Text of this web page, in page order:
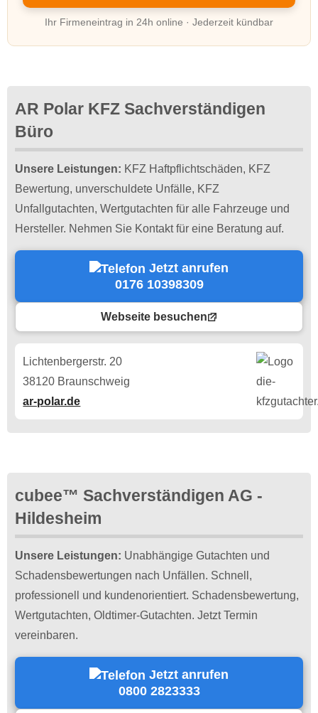
Ihr Firmeneintrag in 24h online · Jederzeit kündbar
AR Polar KFZ Sachverständigen
Büro
Unsere Leistungen: KFZ Haftpflichtschäden, KFZ
Bewertung, unverschuldete Unfälle, KFZ
Unfallgutachten, Wertgutachten für alle Fahrzeuge und
Hersteller. Nehmen Sie Kontakt für eine Beratung auf.
Jetzt anrufen
0176 10398309
Webseite besuchen
Lichtenbergerstr. 20
38120 Braunschweig
ar-polar.de
cubee™ Sachverständigen AG -
Hildesheim
Unsere Leistungen: Unabhängige Gutachten und
Schadensbewertungen nach Unfällen. Schnell,
professionell und kundenorientiert. Schadensbewertung,
Wertgutachten, Oldtimer-Gutachten. Jetzt Termin
vereinbaren.
Jetzt anrufen
0800 2823333